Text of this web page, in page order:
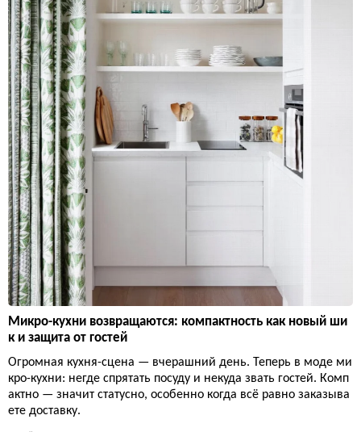
Микро-кухни возвращаются: компактность как новый ши
к и защита от гостей
Огромная кухня-сцена — вчерашний день. Теперь в моде ми
кро-кухни: негде спрятать посуду и некуда звать гостей. Комп
актно — значит статусно, особенно когда всё равно заказыва
ете доставку.